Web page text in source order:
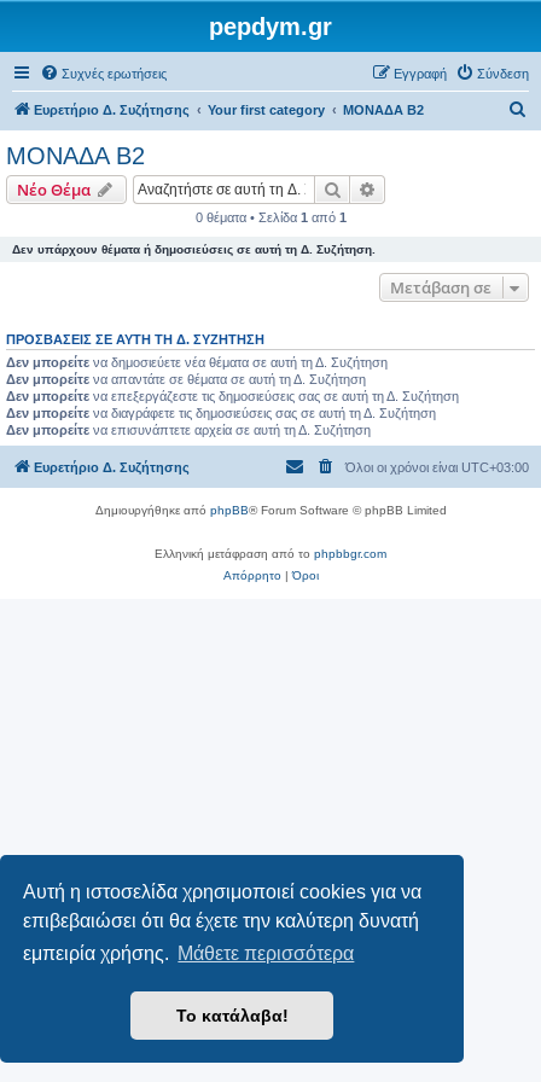
Αυτή η ιστοσελίδα χρησιμοποιεί cookies για να
επιβεβαιώσει ότι θα έχετε την καλύτερη δυνατή
εμπειρία χρήσης. Μάθετε περισσότερα
Το κατάλαβα!
pepdym.gr
Συχνές ερωτήσεις Σύνδεση
Εγγραφή
Ευρετήριο Δ. Συζήτησης Your first category ΜΟΝΑΔΑ Β2
ΜΟΝΑΔΑ Β2
Νέο Θέμα Αναζήτηση
0 θέματα • Σελίδα 1 από 1
Δεν υπάρχουν θέματα ή δημοσιεύσεις σε αυτή τη Δ. Συζήτηση.
Μετάβαση σε
ΠΡΟΣΒΆΣΕΙΣ ΣΕ ΑΥΤΉ ΤΗ Δ. ΣΥΖΉΤΗΣΗ
Δεν μπορείτε να δημοσιεύετε νέα θέματα σε αυτή τη Δ. Συζήτηση
Δεν μπορείτε να απαντάτε σε θέματα σε αυτή τη Δ. Συζήτηση
Δεν μπορείτε να επεξεργάζεστε τις δημοσιεύσεις σας σε αυτή τη Δ. Συζήτηση
Δεν μπορείτε να διαγράφετε τις δημοσιεύσεις σας σε αυτή τη Δ. Συζήτηση
Δεν μπορείτε να επισυνάπτετε αρχεία σε αυτή τη Δ. Συζήτηση
Ευρετήριο Δ. Συζήτησης Όλοι οι χρόνοι είναι UTC+03:00
Δημιουργήθηκε από phpBB® Forum Software © phpBB Limited
Ελληνική μετάφραση από το phpbbgr.com
Απόρρητο|Όροι